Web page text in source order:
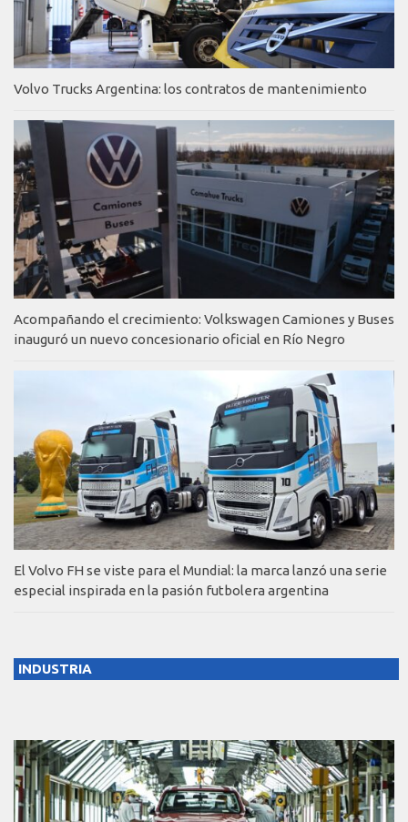
Volvo Trucks Argentina: los contratos de mantenimiento
Acompañando el crecimiento: Volkswagen Camiones y Buses
inauguró un nuevo concesionario oficial en Río Negro
El Volvo FH se viste para el Mundial: la marca lanzó una serie
especial inspirada en la pasión futbolera argentina
INDUSTRIA